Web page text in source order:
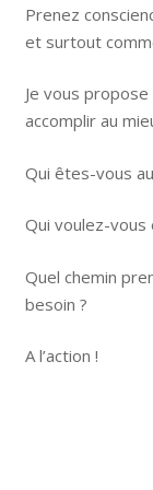
Prenez
et surtout
Je vous
accomplir au
Qui êtes-vous
Qui voulez-vous
Quel chemin
besoin ?
A l’action !